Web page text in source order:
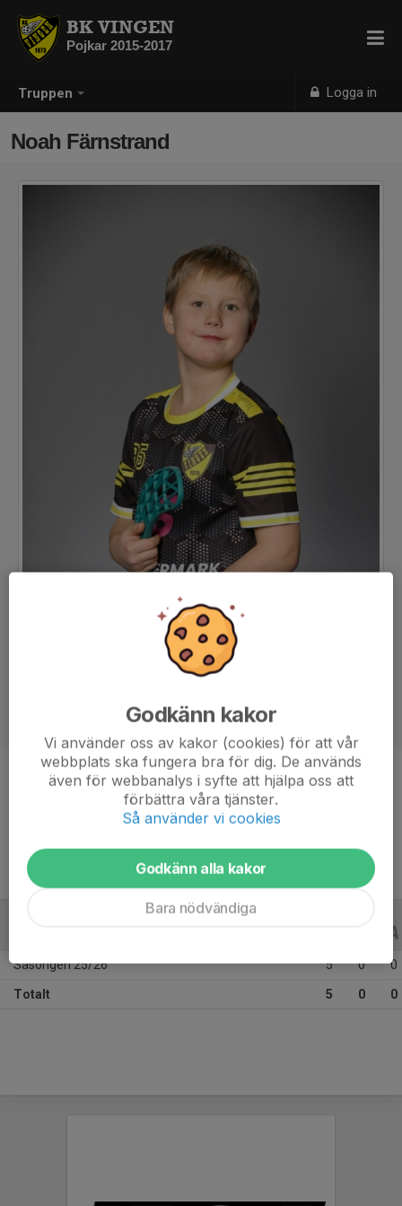
Truppen Logga in
BK VINGEN
Pojkar 2015-2017
Noah Färnstrand
Position
-
9 år
Säsongen 25/26 5 0 0
Totalt 5 0 0
Godkänn kakor
Vi använder oss av kakor (cookies) för att vår
webbplats ska fungera bra för dig. De används
även för webbanalys i syfte att hjälpa oss att
förbättra våra tjänster.
Så använder vi cookies
Godkänn alla kakor
Bara nödvändiga